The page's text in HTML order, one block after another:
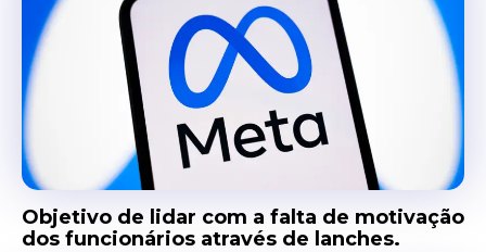
Objetivo de lidar com a falta de motivação
dos funcionários através de lanches.